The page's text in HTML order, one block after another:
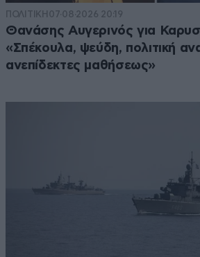
ΠΟΛΙΤΙΚΗ 07·08·2026 20:19
Θανάσης Αυγερινός για
«Σπέκουλα, ψεύδη, πολιτική
ανεπίδεκτες μαθήσεως»